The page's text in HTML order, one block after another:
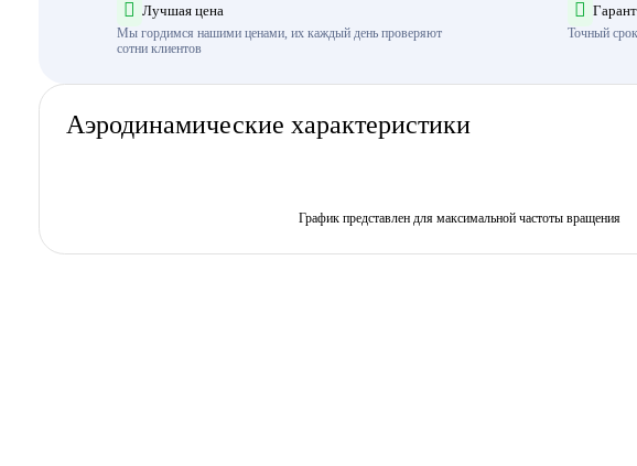
Лучшая цена
Мы гордимся нашими ценами, их каждый день проверяют
сотни клиентов
Точный срок
Аэродинамические характеристики
График представлен для максимальной частоты вращения